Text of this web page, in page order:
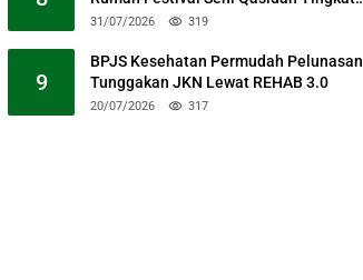
Nasional
31/07/2026 319
9
BPJS Kesehatan Permudah Pelunasan
Tunggakan JKN Lewat REHAB 3.0
20/07/2026 317